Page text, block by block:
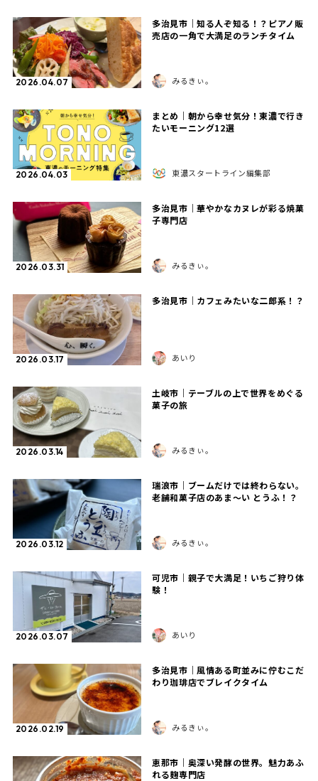
2026.04.07
多治見市｜知る人ぞ知る！？ピアノ販
売店の一角で大満足のランチタイム
みるきぃ。
2026.04.03
まとめ｜朝から幸せ気分！東濃で行き
たいモーニング12選
東濃スタートライン編集部
2026.03.31
多治見市｜華やかなカヌレが彩る焼菓
子専門店
みるきぃ。
2026.03.17
多治見市｜カフェみたいな二郎系！？
あいり
2026.03.14
土岐市｜テーブルの上で世界をめぐる
菓子の旅
みるきぃ。
2026.03.12
瑞浪市｜ブームだけでは終わらない。
老舗和菓子店のあま～い とうふ！？
みるきぃ。
2026.03.07
可児市｜親子で大満足！いちご狩り体
験！
あいり
2026.02.19
多治見市｜風情ある町並みに佇むこだ
わり珈琲店でブレイクタイム
みるきぃ。
恵那市｜奥深い発酵の世界。魅力あふ
れる麹専門店